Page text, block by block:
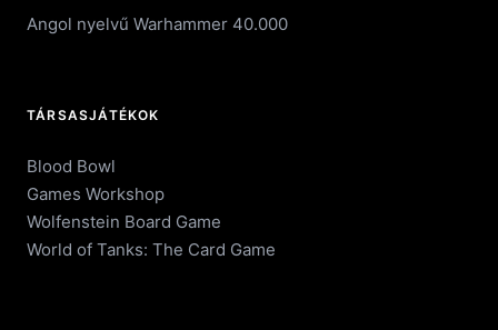
Angol nyelvű Warhammer 40.000
TÁRSASJÁTÉKOK
Blood Bowl
Games Workshop
Wolfenstein Board Game
World of Tanks: The Card Game